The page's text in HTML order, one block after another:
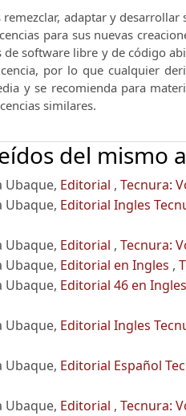
adaptar y
para sus nuevas
de software libre y de código
por lo que cualquier
y se recomienda para
similares.
del mismo
Ubaque, Editorial , Tecnura:
Ubaque, Editorial Ingles
Ubaque, Editorial , Tecnura:
Ubaque, Editorial en Ingles ,
Ubaque, Editorial 46 en Ingles
Ubaque, Editorial Ingles
Ubaque, Editorial Español
Ubaque, Editorial , Tecnura: